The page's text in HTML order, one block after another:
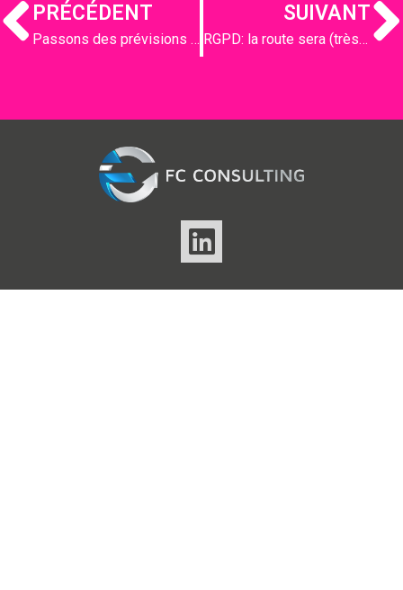
PRÉCÉDENT
Passons des prévisions à l’action !
SUIVANT
RGPD: la route sera (très) longue…